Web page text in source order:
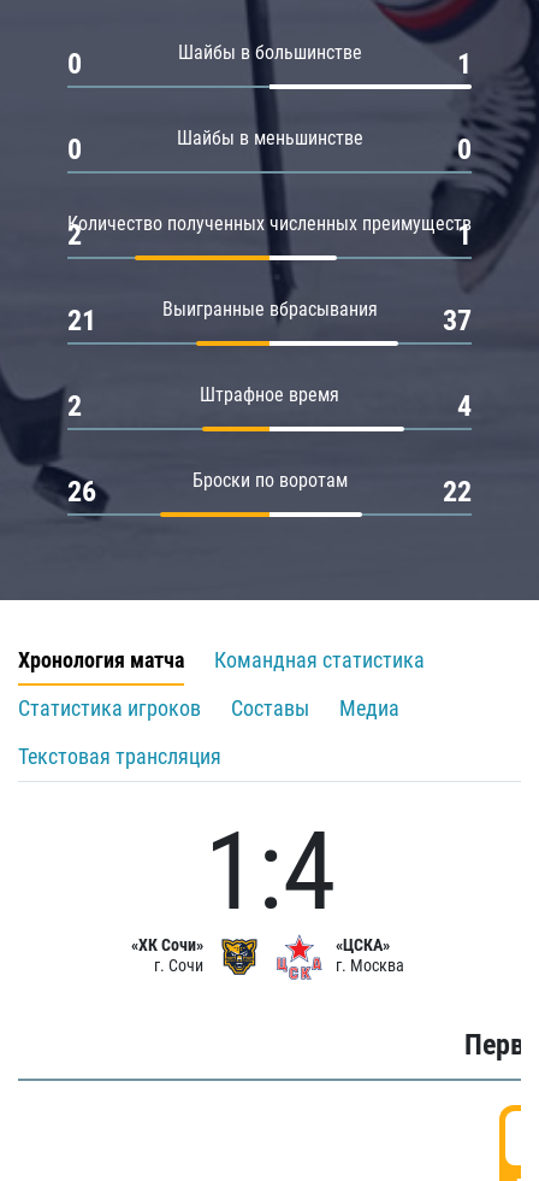
Шайбы в большинстве
0 1
Шайбы в меньшинстве
0 0
Количество полученных численных преимуществ
2 1
Выигранные вбрасывания
21 37
Штрафное время
2 4
Броски по воротам
26 22
Хронология матча
Командная статистика
Статистика игроков
Составы
Медиа
Текстовая трансляция
«ХК Сочи»
г. Сочи
1:4
«ЦСКА»
г. Москва